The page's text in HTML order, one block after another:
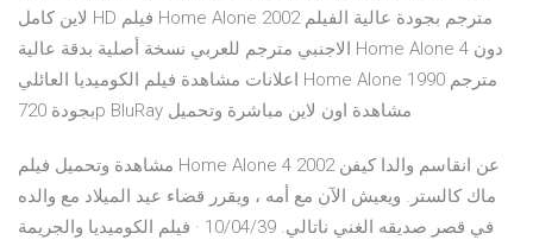
لاين كامل HD فيلم Home Alone 2002 مترجم بجودة عالية الفيلم
الاجنبي مترجم للعربي نسخة أصلية بدقة عالية Home Alone 4 دون
اعلانات مشاهدة فيلم الكوميديا العائلي Home Alone 1990 مترجم
بجودة 720p BluRay مشاهدة اون لاين مباشرة وتحميل
مشاهدة وتحميل فيلم Home Alone 4 2002 عن انقاسم والدا كيفن
ماك كالستر. ويعيش الآن مع أمه ، ويقرر قضاء عيد الميلاد مع والده
في قصر صديقه الغني ناتالي. 10/04/39 · فيلم الكوميديا والجريمة